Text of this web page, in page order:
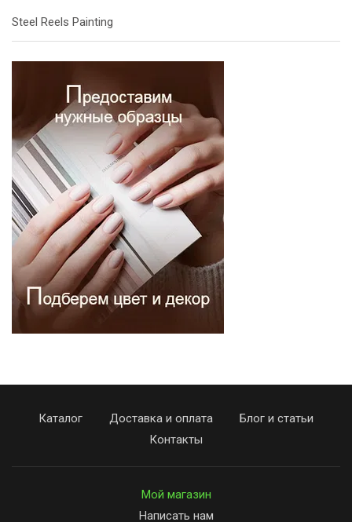
Steel Reels Painting
Каталог Доставка и оплата
Блог и статьи
Контакты
Мой магазин
Написать нам